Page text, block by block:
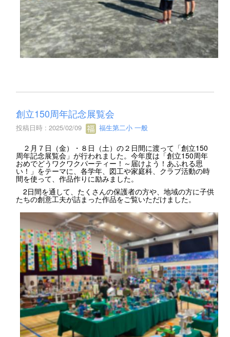
創立150周年記念展覧会
投稿日時 : 2025/02/09 福生第二小 一般
２月７日（金）・８日（土）の２日間に渡って「創立150
周年記念展覧会」が行われました。今年度は「創立150周年
おめでどうワクワクパーティー！～届けよう！あふれる思
い！」をテーマに、各学年、図工や家庭科、クラブ活動の時
間を使って、作品作りに励みました。
2日間を通して、たくさんの保護者の方や、地域の方に子供
たちの創意工夫が詰まった作品をご覧いただけました。